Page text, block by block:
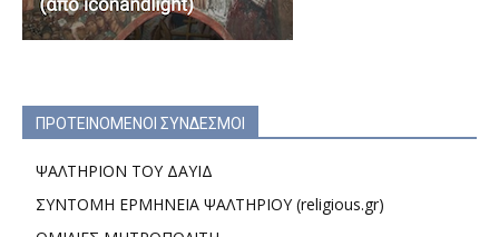
ΠΡΟΤΕΙΝΟΜΕΝΟΙ ΣΥΝΔΕΣΜΟΙ
ΨΑΛΤΗΡΙΟΝ ΤΟΥ ΔΑΥΙΔ
ΣΥΝΤΟΜΗ ΕΡΜΗΝΕΙΑ ΨΑΛΤΗΡΙΟΥ (religious.gr)